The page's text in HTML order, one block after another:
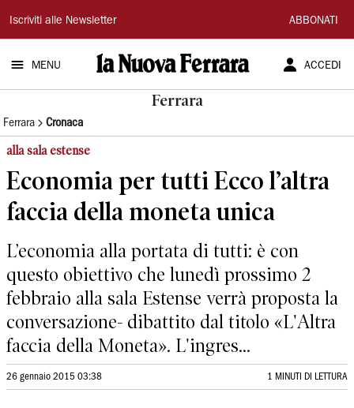
La
Nuova
Ferrara
Iscriviti alle Newsletter ABBONATI
MENU ACCEDI
Ferrara
Ferrara Cronaca
alla sala estense
Economia per tutti Ecco l’altra
faccia della moneta unica
L’economia alla portata di tutti: è con
questo obiettivo che lunedì prossimo 2
febbraio alla sala Estense verrà proposta la
conversazione- dibattito dal titolo «L'Altra
faccia della Moneta». L'ingres...
26 gennaio 2015 03:38 1 MINUTI DI LETTURA